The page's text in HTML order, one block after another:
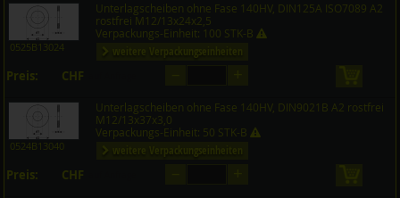
0525B13024
Unterlagscheiben ohne Fase 140HV, DIN125A ISO7089 A2
rostfrei M12/13x24x2,5
Verpackungs-Einheit: 100 STK-B
weitere Verpackungseinheiten
Preis: CHF
0524B13040
Unterlagscheiben ohne Fase 140HV, DIN9021B A2 rostfrei
M12/13x37x3,0
Verpackungs-Einheit: 50 STK-B
weitere Verpackungseinheiten
Preis: CHF